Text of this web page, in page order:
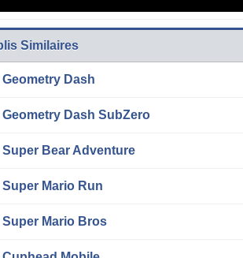
Similaires
Geometry Dash
Geometry Dash SubZero
Super Bear Adventure
Super Mario Run
Super Mario Bros